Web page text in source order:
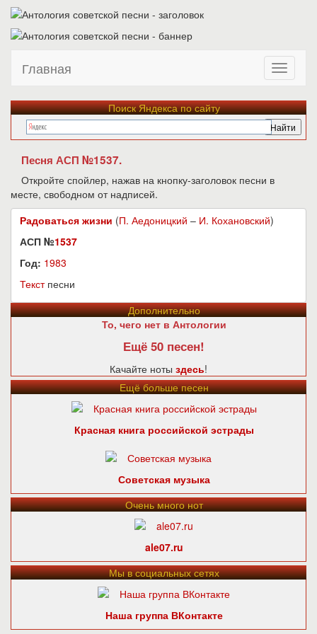
Главная
Поиск Яндекса по сайту
Песня АСП №1537.
Откройте спойлер, нажав на кнопку-заголовок песни в
месте, свободном от надписей.
Радоваться жизни (П. Аедоницкий – И. Кохановский)
АСП №1537
Год: 1983
Текстпесни
Дополнительно
То, чего нет в Антологии
Ещё 50 песен!
Качайте ноты здесь!
Ещё больше песен
Красная книга российской эстрады
Советская музыка
Очень много нот
ale07.ru
Мы в социальных сетях
Наша группа ВКонтакте